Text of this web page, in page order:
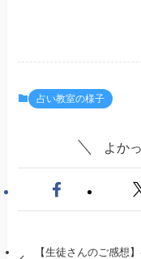
占い教室の様子
よか
【生徒さんのご感想